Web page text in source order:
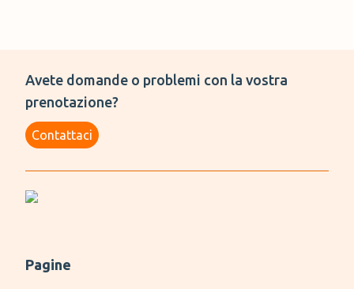
Avete domande o problemi con la vostra
prenotazione?
Contattaci
Pagine